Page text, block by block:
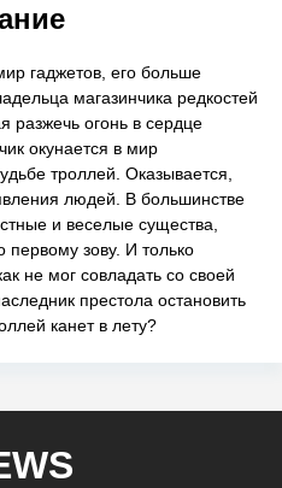
гаджетов, его больше
магазинчика редкостей
разжечь огонь в сердце
окунается в мир
троллей. Оказывается,
людей. В большинстве
и веселые существа,
зову. И только
не мог совладать со своей
престола остановить
канет в лету?